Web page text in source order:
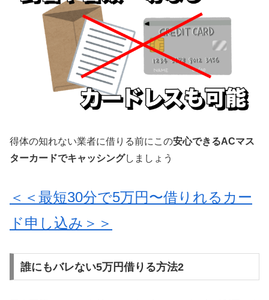
得体の知れない業者に借りる前にこの安心できるACマス
ターカードでキャッシングしましょう
＜＜最短30分で5万円〜借りれるカー
ド申し込み＞＞
誰にもバレない5万円借りる方法2